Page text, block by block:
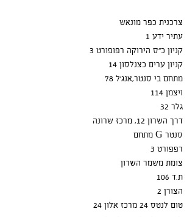
צרכנית כפר מונאש
עתיר ידע 1
קניון כ"ס הירוקה רפופורט 3
קניון ערים כצנלסון 14
מתחם בי סנטר,אנג'ל 78
ויצמן 114
גלר 32
דרך השרון 12, מרכז שרונה
מתחם G סנטר
רפפורט 3
צומת משמר השרון
ת.ד 106
הצורן 2
טום לנטס 24 מרכז אלון 24